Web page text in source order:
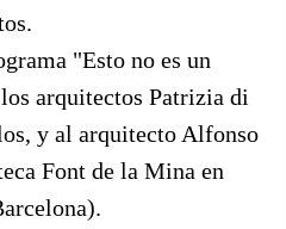
"Esto no es un
arquitectos Patrizia di
y al arquitecto Alfonso
Font de la Mina en